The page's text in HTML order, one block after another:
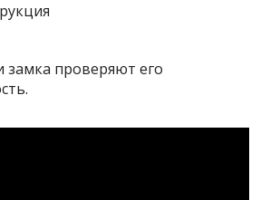
замка проверяют его